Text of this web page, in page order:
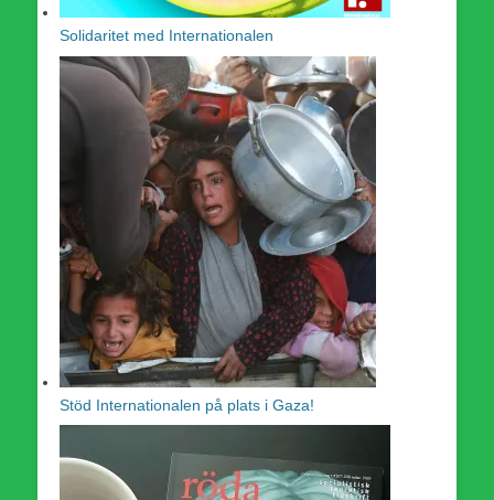
Solidaritet med Internationalen
Stöd Internationalen på plats i Gaza!